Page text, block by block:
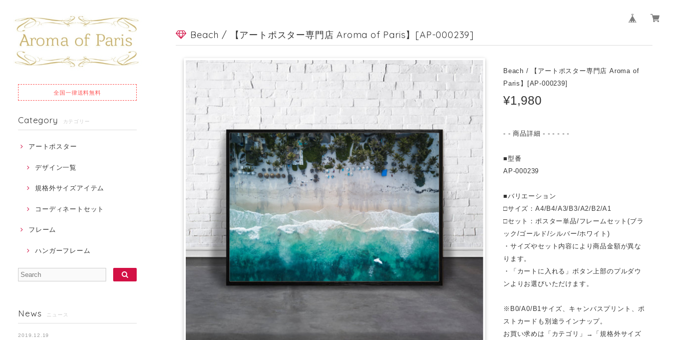
全国一律送料無料
Category カテゴリー
アートポスター
デザイン一覧
規格外サイズアイテム
コーディネートセット
フレーム
ハンガーフレーム
News ニュース
2019.12.19
Beach / 【アートポスター専門店 Aroma of Paris】[AP-000239]
Beach / 【アートポスター専門店 Aroma of
Paris】[AP-000239]
¥1,980
- - 商品詳細 - - - - - -
■型番
AP-000239
■バリエーション
□サイズ：A4/B4/A3/B3/A2/B2/A1
□セット：ポスター単品/フレームセット(ブラ
ック/ゴールド/シルバー/ホワイト)
・サイズやセット内容により商品金額が異な
ります。
・「カートに入れる」ボタン上部のプルダウ
ンよりお選びいただけます。
※B0/A0/B1サイズ、キャンバスプリント、ポ
ストカードも別途ラインナップ。
お買い求めは「カテゴリ」→「規格外サイズ